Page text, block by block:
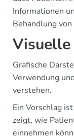
Informationen
Behandlung
Visuelle
Grafische
Verwendung
verstehen.
Ein Vorschlag
zeigt, wie
einnehmen